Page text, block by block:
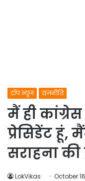
टॉप न्यूज राजनीति
मैं ही
प्रेसिडेंट हूं,
सराहना की
LokVikas October